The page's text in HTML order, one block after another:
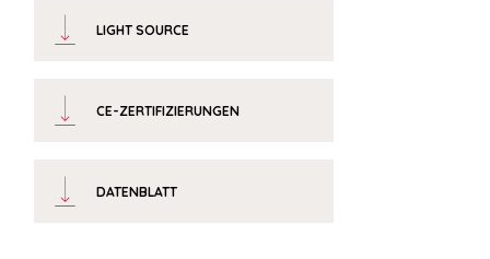
LIGHT SOURCE
CE-ZERTIFIZIERUNGEN
DATENBLATT